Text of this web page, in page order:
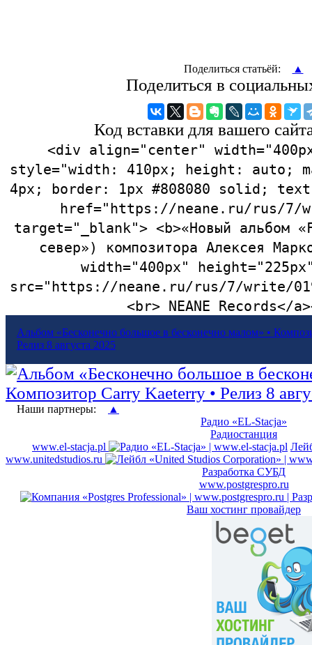
Поделиться статьёй: ▲
Поделиться в
Код вставки для вашего
<div align="center"
style="width: 410px; height: auto;
4px; border: 1px #808080 solid;
href="https://neane.ru/rus/7/
target="_blank"> <b>«Новый альбом
север») композитора Алексея
width="400px"
src="https://neane.ru/rus/7/write/
<br> NEANE Records</
Альбом «Бесконечно большое в бесконечно малом» •
Релиз 8 августа 2025
Наши партнеры:
▲
Радио «EL-Stacja»
Радиостанция
www.el-stacja.pl
www.unitedstudios.ru
Разработка СУБД
www.postgrespro.ru
Ваш хостинг провайдер